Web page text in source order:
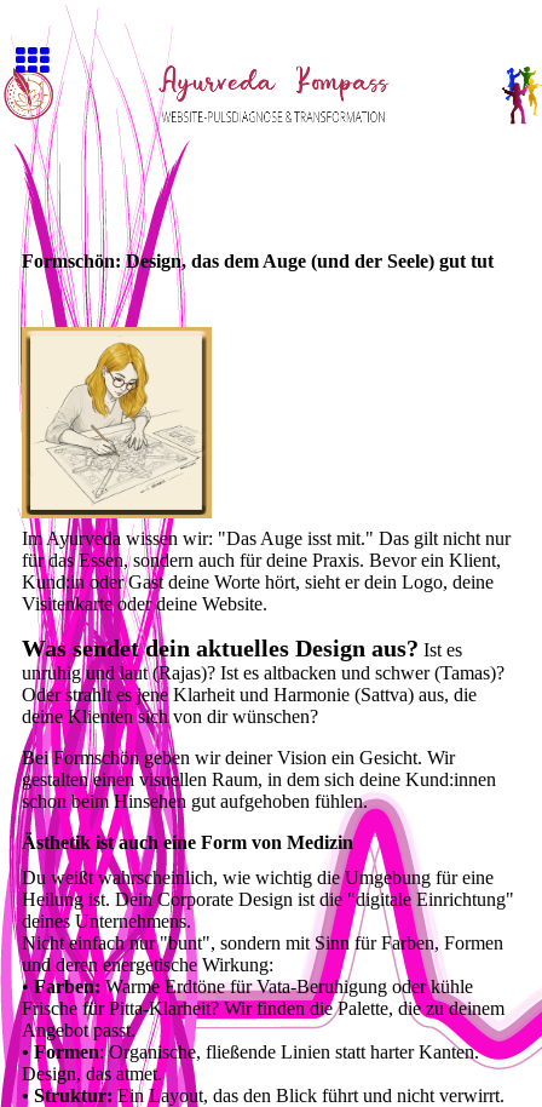
Formschön: Design, das dem Auge (und der Seele) gut tut
Im Ayurveda wissen wir: "Das Auge isst mit." Das gilt nicht nur
für das Essen, sondern auch für deine Praxis. Bevor ein Klient,
Kund:in oder Gast deine Worte hört, sieht er dein Logo, deine
Visitenkarte oder deine Website.
Was sendet dein aktuelles Design aus? Ist es
unruhig und laut (Rajas)? Ist es altbacken und schwer (Tamas)?
Oder strahlt es jene Klarheit und Harmonie (Sattva) aus, die
deine Klienten sich von dir wünschen?
Bei Formschön geben wir deiner Vision ein Gesicht. Wir
gestalten einen visuellen Raum, in dem sich deine Kund:innen
schon beim Hinsehen gut aufgehoben fühlen.
Ästhetik ist auch eine Form von Medizin
Du weißt wahrscheinlich, wie wichtig die Umgebung für eine
Heilung ist. Dein Corporate Design ist die "digitale Einrichtung"
deines Unternehmens.
Nicht einfach nur "bunt", sondern mit Sinn für Farben, Formen
und deren energetische Wirkung:
•Farben: Warme Erdtöne für Vata-Beruhigung oder kühle
Frische für Pitta-Klarheit? Wir finden die Palette, die zu deinem
Angebot passt.
• Formen: Organische, fließende Linien statt harter Kanten.
Design, das atmet.
• Struktur: Ein Layout, das den Blick führt und nicht verwirrt.